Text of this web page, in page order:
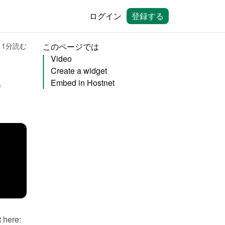
ログイン 登録する
1分読む
You can embed calendars from Bookingmood in the website builder of
このページでは
Video
Create a widget
Embed in Hostnet